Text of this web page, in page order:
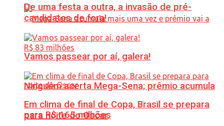
Ninguém acerta Mega-Sena; prêmio acumula
para R$ 165 milhões
De uma festa a outra, a invasão de pré-
candidatos de fora!
Vamos passear por aí, galera!
Em clima de final de Copa, Brasil se prepara
para noite do Oscar